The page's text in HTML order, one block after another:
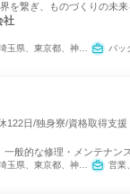
を繋ぎ、ものづくりの未来
社
、山梨県、長野県、静岡県、愛知県、三重県、京都府、大阪府、兵庫県、広島県、愛媛県、福岡県、長崎県、熊本県 バックオフィス・事
122日/独身寮/資格取得支援
般的な修理・メンテナンス
川県、長野県、静岡県、愛知県、滋賀県、大阪府、福岡県 営業、経営/事業